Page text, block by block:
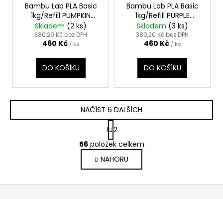
Bambu Lab PLA Basic
1kg/Refill PUMPKIN
ORANGE (DÝŇOVĚ
ORANŽOVÁ)
Skladem (2 ks)
380,20 Kč bez DPH
460 Kč / ks
DO KOŠÍKU
Bambu Lab PLA Basic
1kg/Refill PURPLE
(FIALOVÁ)
Skladem (3 ks)
380,20 Kč bez DPH
460 Kč / ks
DO KOŠÍKU
O
v
l
á
d
NAČÍST 6 DALŠÍCH
S
t
r
á
n
k
1 2
56položek celkem
NAHORU
Z